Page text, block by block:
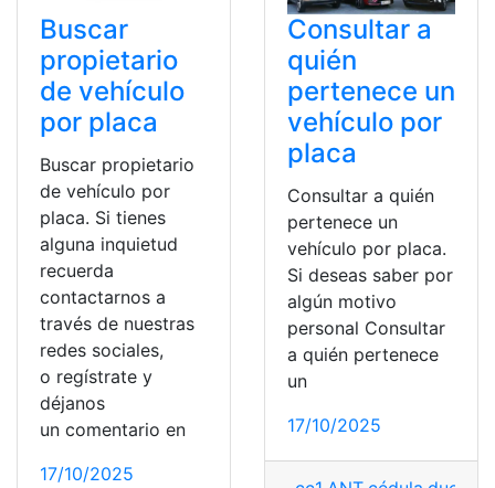
Buscar
propietario
de vehículo
por placa
Buscar propietario
de vehículo por
placa. Si tienes
alguna inquietud
recuerda
contactarnos a
través de nuestras
redes sociales,
o regístrate y
déjanos
un comentario en
17/10/2025
Consultar a
quién
pertenece un
vehículo por
placa
Consultar a quién
pertenece un
vehículo por placa.
Si deseas saber por
algún motivo
personal Consultar
a quién pertenece
un
17/10/2025